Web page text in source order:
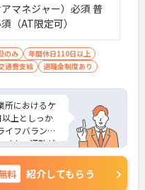
マネジャー）必須 普
（AT限定可）
のみ
年間休日110日以上
通費支給 退職金制度あり
所におけるケ
上としっか
イフバランス
イカー通勤が
ある方には面
をお話いた
料 紹介してもらう